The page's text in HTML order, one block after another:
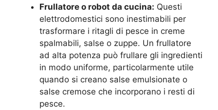
Frullatore o robot da cucina: Questi
elettrodomestici sono inestimabili per
trasformare i ritagli di pesce in creme
spalmabili, salse o zuppe. Un frullatore
ad alta potenza può frullare gli ingredienti
in modo uniforme, particolarmente utile
quando si creano salse emulsionate o
salse cremose che incorporano i resti di
pesce.